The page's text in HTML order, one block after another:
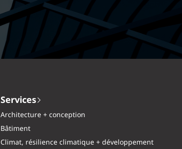
Services
Architecture + conception
Bâtiment
Climat, résilience climatique + développement